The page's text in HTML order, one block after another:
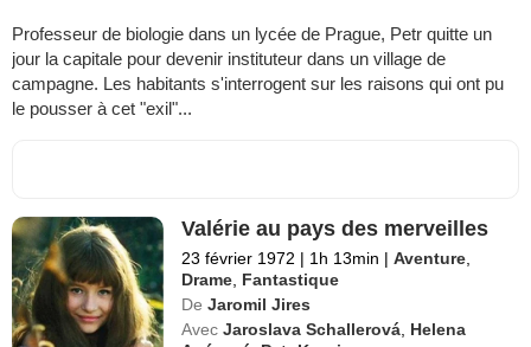
Professeur de biologie dans un lycée de Prague, Petr quitte un
jour la capitale pour devenir instituteur dans un village de
campagne. Les habitants s'interrogent sur les raisons qui ont pu
le pousser à cet "exil"...
Valérie au pays des merveilles
23 février 1972 1h 13min Aventure,
Drame, Fantastique
De Jaromil Jires
Avec Jaroslava Schallerová, Helena